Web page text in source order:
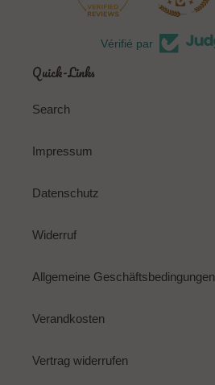
Vérifié par
Quick-Links
Search
Impressum
Datenschutz
Widerruf
Allgemeine Geschäftsbedingungen
Verandkosten
Vertrag widerrufen